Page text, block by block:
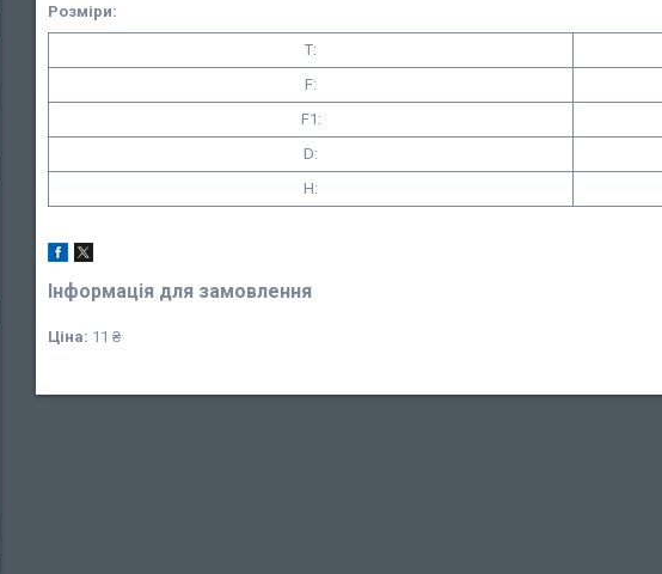
Розміри:
T:
F:
F1:
D:
H:
Інформація для замовлення
Ціна: 11 ₴